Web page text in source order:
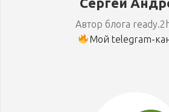
Автор блога
Мой telegram-